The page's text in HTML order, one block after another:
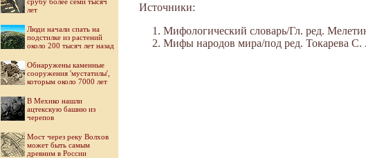
лет
Люди начали спать на
подстилке из растений
около 200 тысяч лет назад
Обнаружены каменные
сооружения 'мустатилы',
которым около 7000 лет
В Мехико нашли
ацтекскую башню из
черепов
Мост через реку Волхов
может быть самым
древним в России
Источники:
Мифологический словарь/Гл. ред.
Мифы народов мира/под ред. Токарева С.